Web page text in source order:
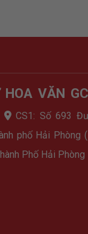
HOA VĂN
CS1: Số 693
phố Hải Phòng
Phố Hải Phòng